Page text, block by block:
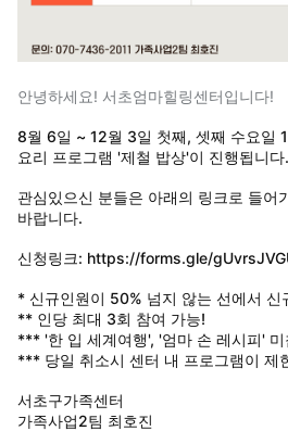
안녕하세요! 서초엄마힐링센터입니다!
8월 6일 ~ 12월 3일 첫째, 셋째 수요일
요리 프로그램 '제철 밥상'이 진행됩니다.
관심있으신 분들은 아래의 링크로 들어
바랍니다.
신청링크: https://forms.gle/
* 신규인원이 50% 넘지 않는 선에서 신
** 인당 최대 3회 참여 가능!
*** '한 입 세계여행', '엄마 손 레시피'
*** 당일 취소시 센터 내 프로그램이 제
서초구가족센터
가족사업2팀 최호진